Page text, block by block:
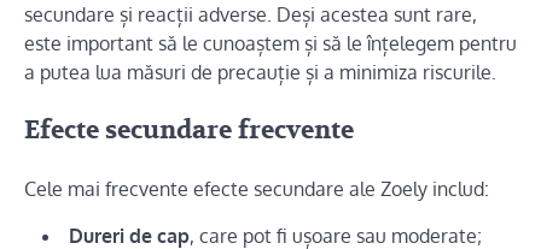
secundare și reacții adverse. Deși acestea sunt rare,
este important să le cunoaștem și să le înțelegem pentru
a putea lua măsuri de precauție și a minimiza riscurile.
Efecte secundare frecvente
Cele mai frecvente efecte secundare ale Zoely includ:
Dureri de cap, care pot fi ușoare sau moderate;